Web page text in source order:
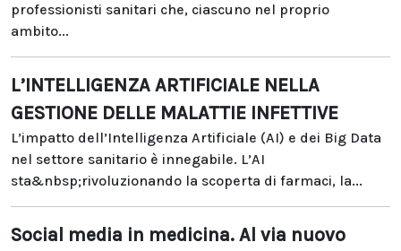
professionisti sanitari che, ciascuno nel proprio
ambito...
L’INTELLIGENZA ARTIFICIALE NELLA
GESTIONE DELLE MALATTIE INFETTIVE
L’impatto dell’Intelligenza Artificiale (AI) e dei Big Data
nel settore sanitario è innegabile. L’AI
sta&nbsp;rivoluzionando la scoperta di farmaci, la...
Social media in medicina. Al via nuovo